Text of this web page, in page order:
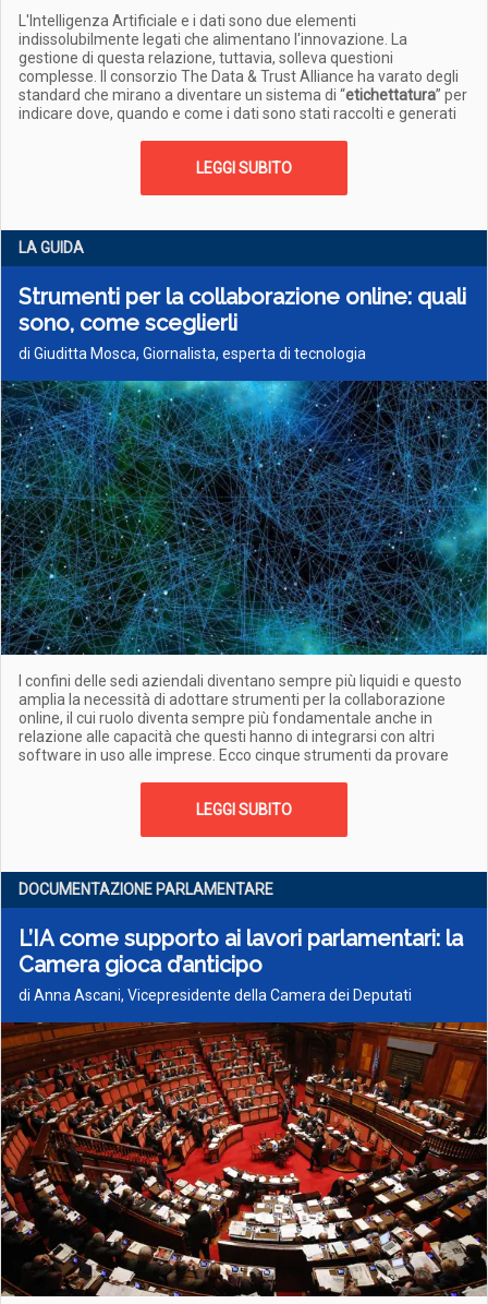
L'Intelligenza Artificiale e i dati sono due elementi
indissolubilmente legati che alimentano l'innovazione. La
gestione di questa relazione, tuttavia, solleva questioni
complesse. Il consorzio The Data & Trust Alliance ha varato degli
standard che mirano a diventare un sistema di “etichettatura” per
indicare dove, quando e come i dati sono stati raccolti e generati
LEGGI SUBITO
LA GUIDA
Strumenti per la collaborazione online: quali
sono, come sceglierli
di Giuditta Mosca, Giornalista, esperta di tecnologia
I confini delle sedi aziendali diventano sempre più liquidi e questo
amplia la necessità di adottare strumenti per la collaborazione
online, il cui ruolo diventa sempre più fondamentale anche in
relazione alle capacità che questi hanno di integrarsi con altri
software in uso alle imprese. Ecco cinque strumenti da provare
LEGGI SUBITO
DOCUMENTAZIONE PARLAMENTARE
L’IA come supporto ai lavori parlamentari: la
Camera gioca d’anticipo
di Anna Ascani, Vicepresidente della Camera dei Deputati